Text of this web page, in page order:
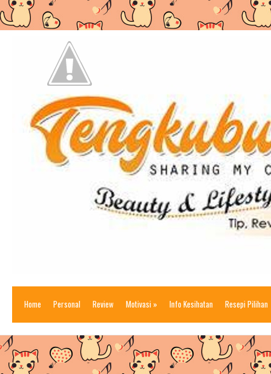
Home Personal Review Motivasi » Info Kesihatan Resepi Pilihan